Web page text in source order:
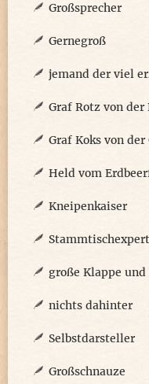
Großsprecher
Gernegroß
jemand der viel
Graf Rotz von der
Graf Koks von
Held vom
Kneipenkaiser
große Klappe
nichts dahinter
Selbstdarsteller
Großschnauze